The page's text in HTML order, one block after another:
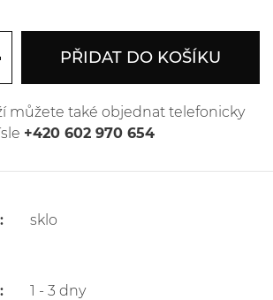
PŘIDAT DO KOŠÍKU
můžete také objednat telefonicky
+420 602 970 654
sklo
1 - 3 dny